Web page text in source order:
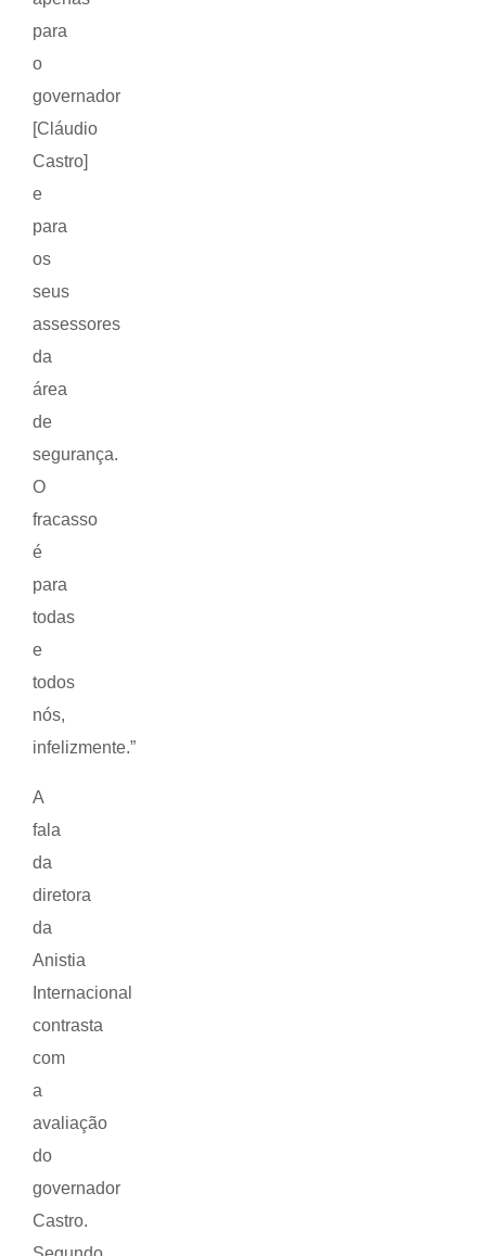
para
o
governador
[Cláudio
Castro]
e
para
os
seus
assessores
da
área
de
segurança.
O
fracasso
é
para
todas
e
todos
nós,
infelizmente.”
A
fala
da
diretora
da
Anistia
Internacional
contrasta
com
a
avaliação
do
governador
Castro.